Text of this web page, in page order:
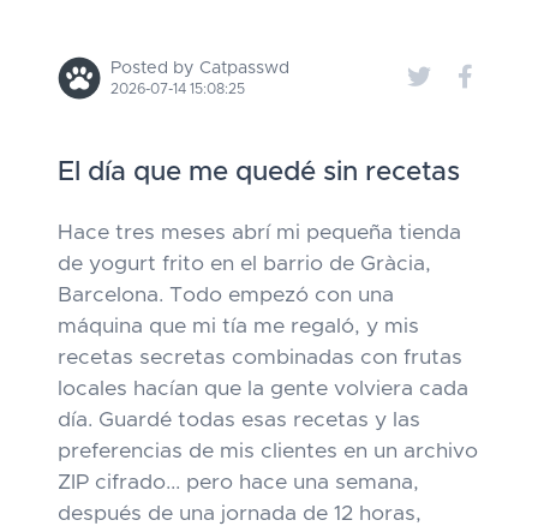
Posted by Catpasswd
2026-07-14 15:08:25
El día que me quedé sin recetas
Hace tres meses abrí mi pequeña tienda
de yogurt frito en el barrio de Gràcia,
Barcelona. Todo empezó con una
máquina que mi tía me regaló, y mis
recetas secretas combinadas con frutas
locales hacían que la gente volviera cada
día. Guardé todas esas recetas y las
preferencias de mis clientes en un archivo
ZIP cifrado... pero hace una semana,
después de una jornada de 12 horas,